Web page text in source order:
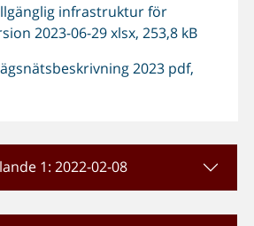
infrastruktur för
2023-06-29 xlsx, 253,8 kB
2023 pdf,
1: 2022-02-08